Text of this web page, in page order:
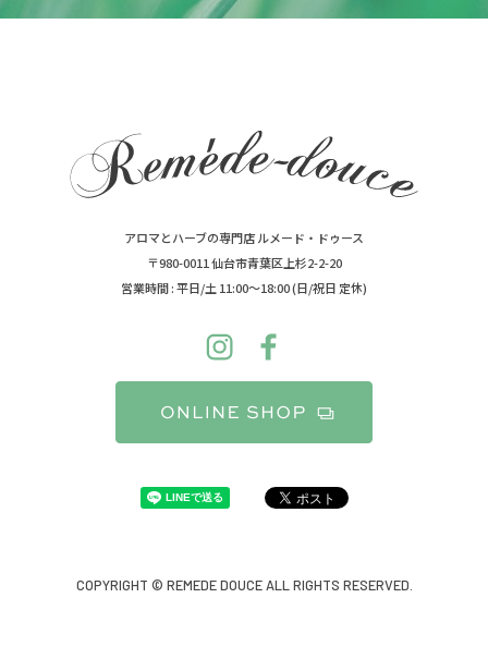
アロマとハーブの専門店 ルメード・ドゥース
〒980-0011 仙台市青葉区上杉2-2-20
営業時間 : 平日/土 11:00～18:00 (日/祝日 定休)
COPYRIGHT © REMEDE DOUCE ALL RIGHTS RESERVED.